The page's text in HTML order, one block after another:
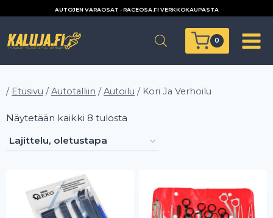
AUTOJEN VARAOSAT - RACEOSA.FI VERKKOKAUPASTA
0
/ Etusivu / Autotalliin / Autoilu / Kori Ja Verhoilu
Näytetään kaikki 8 tulosta